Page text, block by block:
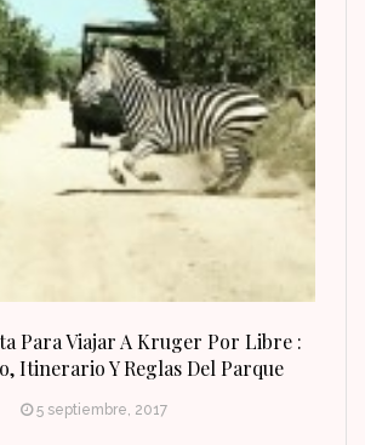
Para Viajar A Kruger Por Libre :
Itinerario Y Reglas Del Parque
5 septiembre, 2017